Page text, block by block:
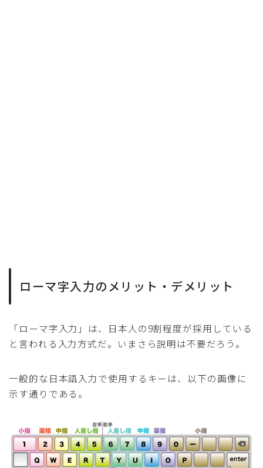
ローマ字入力のメリット・デメリット
「ローマ字入力」は、日本人の9割程度が採用している
と言われる入力方式だ。いまさら説明は不要だろう。
一般的な日本語入力で使用するキーは、以下の画像に
示す通りである。